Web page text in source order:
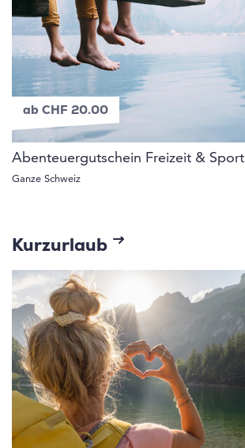
ab CHF 20.00
Abenteuergutschein Freizeit & Sport
Ganze Schweiz
Kurzurlaub